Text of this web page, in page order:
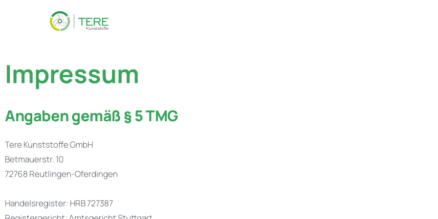
Impressum
Angaben gemäß § 5 TMG
Tere Kunststoffe GmbH
Betmauerstr. 10
72768 Reutlingen-Oferdingen
Handelsregister: HRB 727387